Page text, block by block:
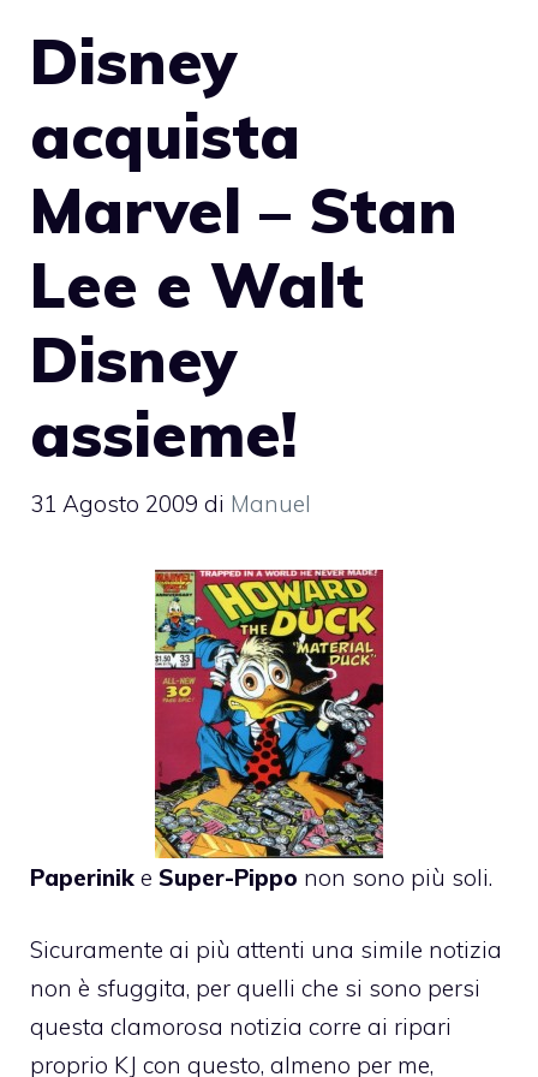
Disney
acquista
Marvel – Stan
Lee e Walt
Disney
assieme!
31 Agosto 2009 di Manuel
Paperinik e Super-Pippo non sono più soli.
Sicuramente ai più attenti una simile notizia
non è sfuggita, per quelli che si sono persi
questa clamorosa notizia corre ai ripari
proprio KJ con questo, almeno per me,